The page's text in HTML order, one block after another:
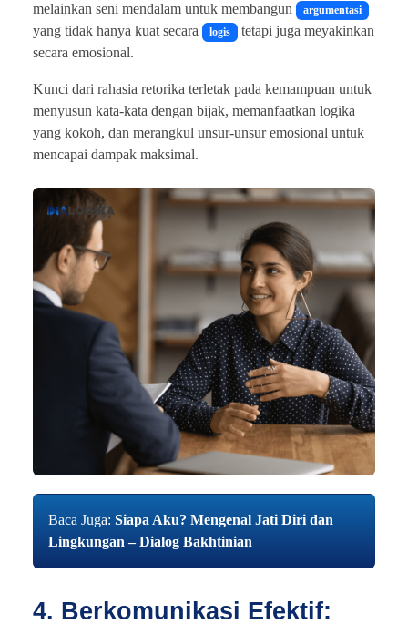
melainkan seni mendalam untuk membangun argumentasi
yang tidak hanya kuat secara logis tetapi juga meyakinkan
secara emosional.
Kunci dari rahasia retorika terletak pada kemampuan untuk
menyusun kata-kata dengan bijak, memanfaatkan logika
yang kokoh, dan merangkul unsur-unsur emosional untuk
mencapai dampak maksimal.
Baca Juga: Siapa Aku? Mengenal Jati Diri dan
Lingkungan – Dialog Bakhtinian
4. Berkomunikasi Efektif: